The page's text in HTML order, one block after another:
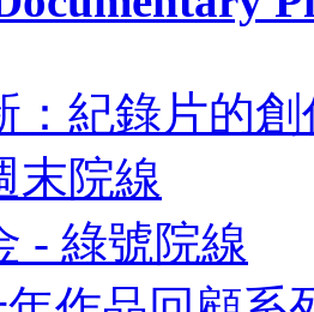
：紀錄片的
末院線
- 綠號院線